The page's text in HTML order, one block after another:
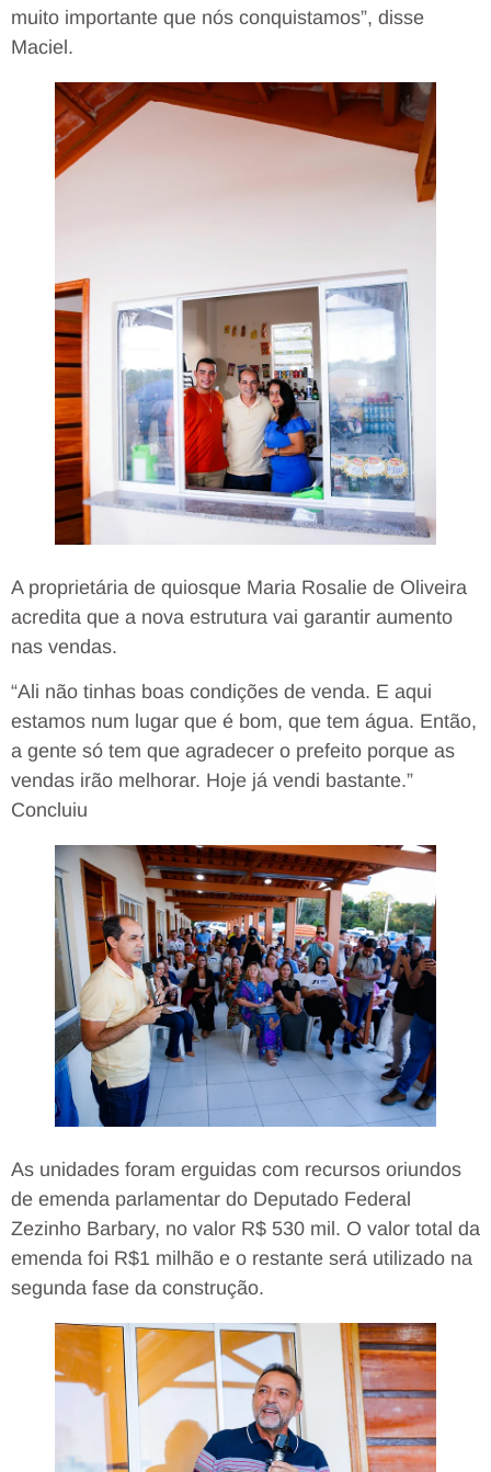
muito importante que nós conquistamos”, disse
Maciel.
A proprietária de quiosque Maria Rosalie de Oliveira
acredita que a nova estrutura vai garantir aumento
nas vendas.
“Ali não tinhas boas condições de venda. E aqui
estamos num lugar que é bom, que tem água. Então,
a gente só tem que agradecer o prefeito porque as
vendas irão melhorar. Hoje já vendi bastante.”
Concluiu
As unidades foram erguidas com recursos oriundos
de emenda parlamentar do Deputado Federal
Zezinho Barbary, no valor R$ 530 mil. O valor total da
emenda foi R$1 milhão e o restante será utilizado na
segunda fase da construção.